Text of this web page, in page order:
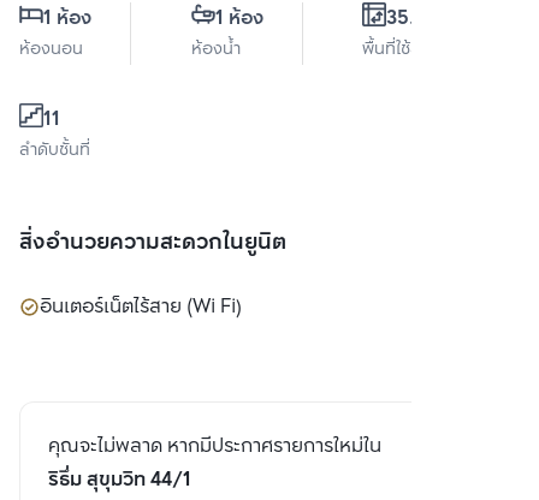
1 ห้อง
ห้องนอน
1 ห้อง
ห้องน้ำ
35.5 ตร.ม.
พื้นที่ใช้สอย
11
ลำดับชั้นที่
สิ่งอำนวยความสะดวกในยูนิต
อินเตอร์เน็ตไร้สาย (Wi Fi)
คุณจะไม่พลาด หากมีประกาศรายการใหม่ใน
ริธึ่ม สุขุมวิท 44/1